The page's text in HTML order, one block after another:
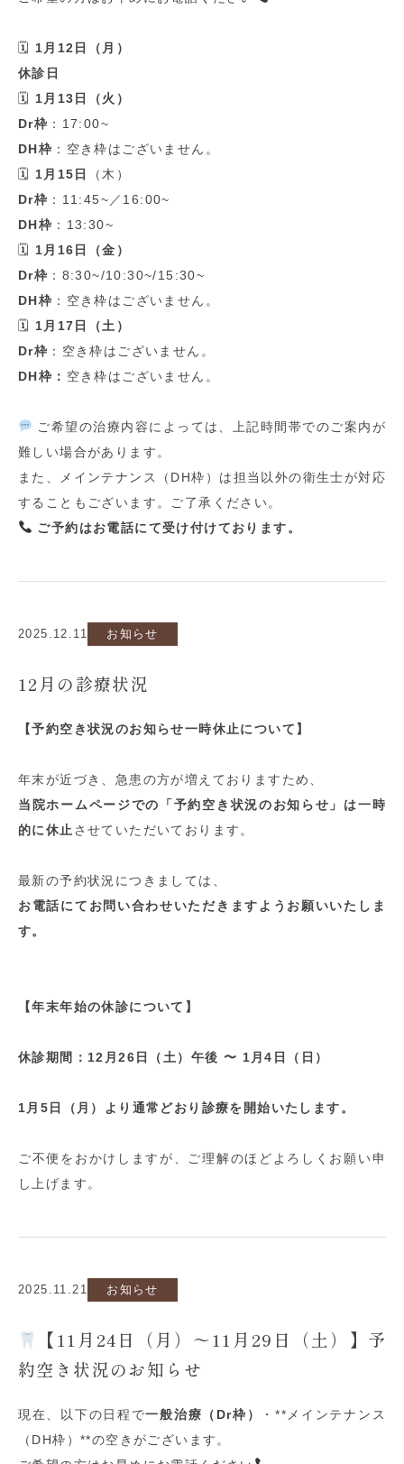
🗓 1 月 12 日（月）
休診日
🗓
1 月 13 日（火）
Dr枠 ： 17:00~
DH枠 ：空き枠はございません。
🗓
1 月 15 日
（木）
Dr枠 ： 11:45~ ／ 16:00~
DH枠 ： 13:30~
🗓
1 月 16 日（金）
Dr枠 ： 8:30~/10:30~/15:30~
DH枠 ：空き枠はございません。
🗓
1 月 17 日（土）
Dr枠 ：空き枠はございません。
DH枠： 空き枠はございません。
ご希望の治療内容によっては、上記時間帯でのご案内が
難しい場合があります。
また、メインテナンス（ DH枠）は担当以外の衛生士が対応
することもございます。ご了承ください。
ご予約はお電話にて受け付けております。
2025.12.11 お知らせ
12月の診療状況
【予約空き状況のお知らせ一時休止について】
年末が近づき、急患の方が増えておりますため、
当院ホームページでの「予約空き状況のお知らせ」は一時
的に休止 させていただいております。
最新の予約状況につきましては、
お電話にてお問い合わせいただきますようお願いいたしま
す。
【年末年始の休診について】
休診期間：12月26日（土）午後 〜 1月4日（日）
1月5日（月）より通常どおり診療を開始いたします。
ご不便をおかけしますが、ご理解のほどよろしくお願い申
し上げます。
2025.11.21 お知らせ
【11月24日（月）〜11月29日（土）】予
約空き状況のお知らせ
現在、以下の日程で一般治療（ Dr枠） ・** メインテナンス
（ DH枠）**の空きがございます。